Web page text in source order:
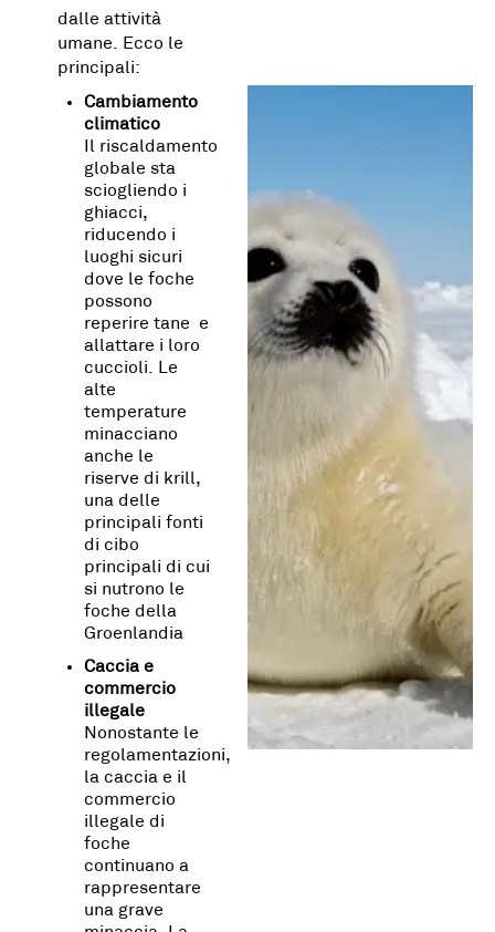
dalle attività
umane. Ecco le
principali:
Cambiamento
climatico
Il riscaldamento
globale sta
sciogliendo i
ghiacci,
riducendo i
luoghi sicuri
dove le foche
possono
reperire tane e
allattare i loro
cuccioli. Le
alte
temperature
minacciano
anche le
riserve di krill,
una delle
principali fonti
di cibo
principali di cui
si nutrono le
foche della
Groenlandia
Caccia e
commercio
illegale
Nonostante le
regolamentazioni,
la caccia e il
commercio
illegale di
foche
continuano a
rappresentare
una grave